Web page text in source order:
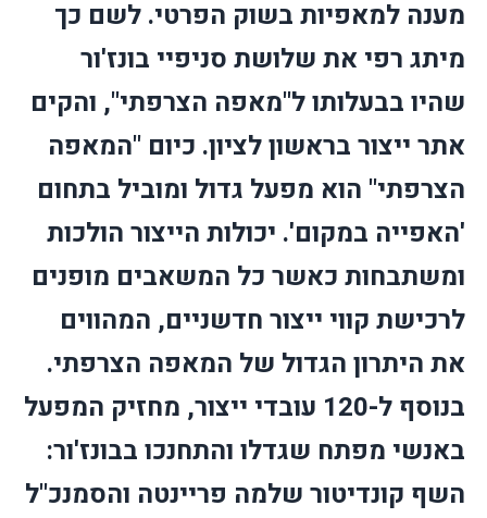
מענה למאפיות בשוק הפרטי. לשם כך
מיתג רפי את שלושת סניפיי בונז'ור
שהיו בבעלותו ל"מאפה הצרפתי", והקים
אתר ייצור בראשון לציון. כיום "המאפה
הצרפתי" הוא מפעל גדול ומוביל בתחום
'האפייה במקום'. יכולות הייצור הולכות
ומשתבחות כאשר כל המשאבים מופנים
לרכישת קווי ייצור חדשניים, המהווים
את היתרון הגדול של המאפה הצרפתי.
בנוסף ל-120 עובדי ייצור, מחזיק המפעל
באנשי מפתח שגדלו והתחנכו בבונז'ור:
השף קונדיטור שלמה פריינטה והסמנכ"ל